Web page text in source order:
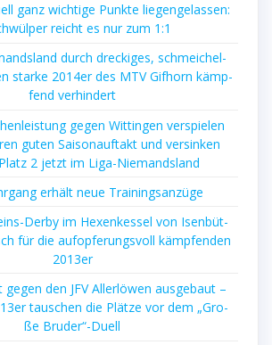
ganz wich­ti­ge Punk­te lie­gen­ge­las­sen:
reicht es nur zum 1:1
durch dre­cki­ges, schmei­chel­
star­ke 2014er des MTV Gif­horn kämp­
fend verhindert
gegen Wit­tin­gen ver­spie­len
guten Sai­son­auf­takt und ver­sin­ken
2 jetzt im Liga-Niemandsland
erhält neue Trainingsanzüge
Der­by im Hexen­kes­sel von Isen­büt­
für die auf­op­fe­rungs­voll kämp­fen­den
2013er
den JFV Aller­lö­wen aus­ge­baut –
tau­schen die Plät­ze vor dem „Gro­
ße Bruder“-Duell